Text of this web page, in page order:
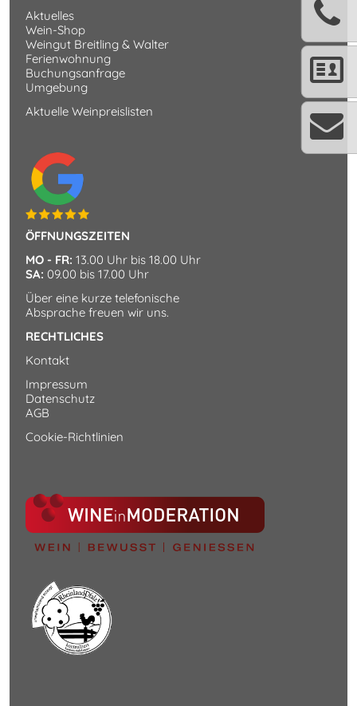
Aktuelles
Wein-Shop
Weingut Breitling & Walter
Ferienwohnung
Buchungsanfrage
Umgebung
Aktuelle Weinpreislisten
ÖFFNUNGSZEITEN
MO - FR: 13.00 Uhr bis 18.00 Uhr
SA: 09.00 bis 17.00 Uhr
Über eine kurze telefonische
Absprache freuen wir uns.
RECHTLICHES
Kontakt
Impressum
Datenschutz
AGB
Cookie-Richtlinien